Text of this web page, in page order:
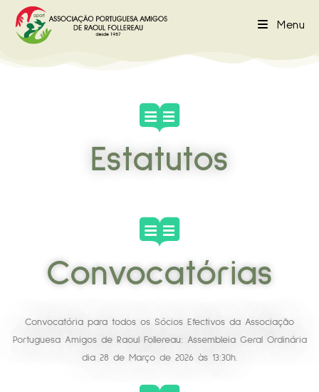
Menu
Estatutos
Convocatórias
Convocatória para todos os Sócios Efectivos da Associação
Portuguesa Amigos de Raoul Follereau: Assembleia Geral Ordinária
dia 28 de Março de 2026 às 13:30h.